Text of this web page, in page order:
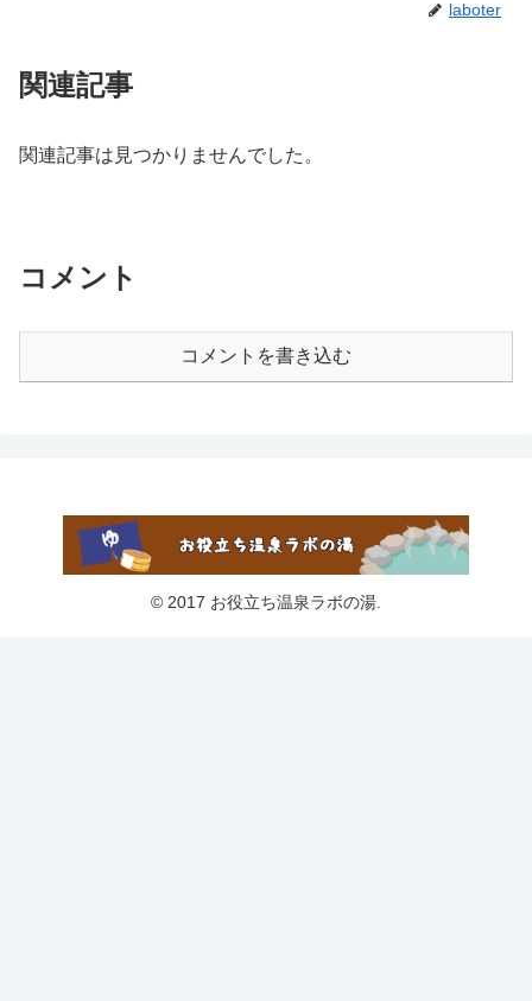
laboter
関連記事
関連記事は見つかりませんでした。
コメント
コメントを書き込む
© 2017 お役立ち温泉ラボの湯.